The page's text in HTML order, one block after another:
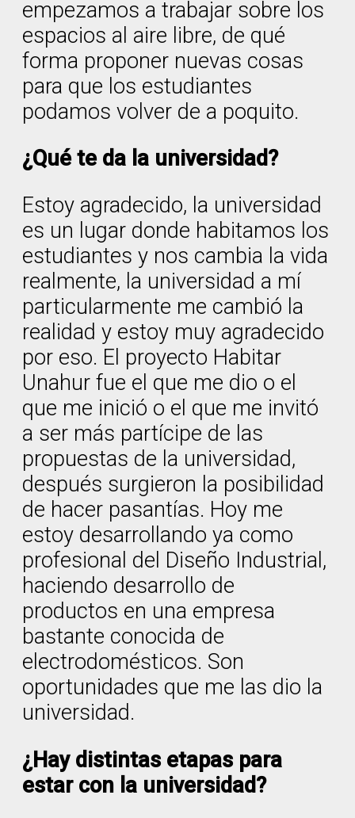
empezamos a trabajar sobre los
espacios al aire libre, de qué
forma proponer nuevas cosas
para que los estudiantes
podamos volver de a poquito.
¿Qué te da la universidad?
Estoy agradecido, la universidad
es un lugar donde habitamos los
estudiantes y nos cambia la vida
realmente, la universidad a mí
particularmente me cambió la
realidad y estoy muy agradecido
por eso. El proyecto Habitar
Unahur fue el que me dio o el
que me inició o el que me invitó
a ser más partícipe de las
propuestas de la universidad,
después surgieron la posibilidad
de hacer pasantías. Hoy me
estoy desarrollando ya como
profesional del Diseño Industrial,
haciendo desarrollo de
productos en una empresa
bastante conocida de
electrodomésticos. Son
oportunidades que me las dio la
universidad.
¿Hay distintas etapas para
estar con la universidad?